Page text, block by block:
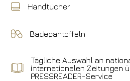
Handtücher
Badepantoffeln
Tägliche Auswahl an
internationalen Zeitungen
PRESSREADER-Service